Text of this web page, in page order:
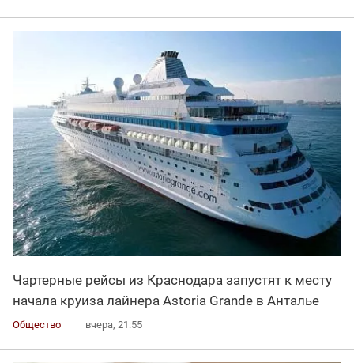
Чартерные рейсы из Краснодара запустят к месту
начала круиза лайнера Astoria Grande в Анталье
Общество вчера, 21:55